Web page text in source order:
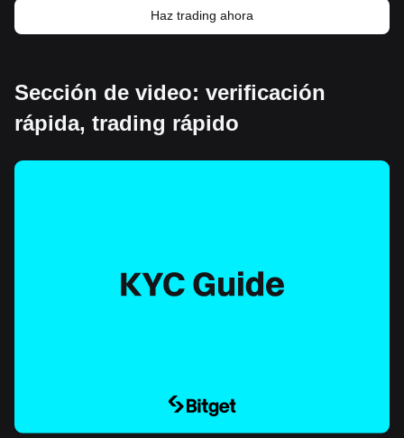
Haz trading ahora
Sección de video: verificación
rápida, trading rápido